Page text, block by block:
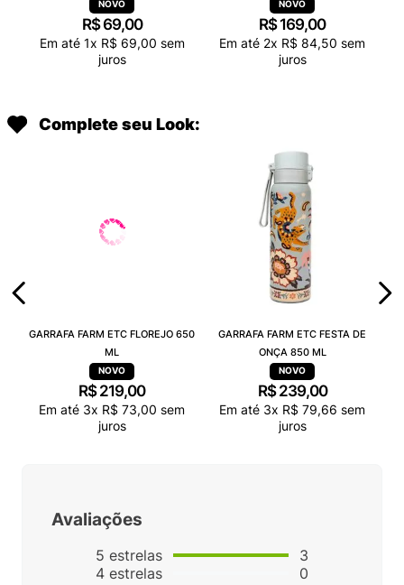
R$ 69,00
Em até 1x R$ 69,00 sem
juros
R$ 169,00
Em até 2x R$ 84,50 sem
juros
Complete seu Look:
GARRAFA FARM ETC FLOREJO 650
ML
R$ 219,00
Em até 3x R$ 73,00 sem
juros
GARRAFA FARM ETC FESTA DE
ONÇA 850 ML
R$ 239,00
Em até 3x R$ 79,66 sem
juros
Avaliações
5 estrelas
4 estrelas
3
0